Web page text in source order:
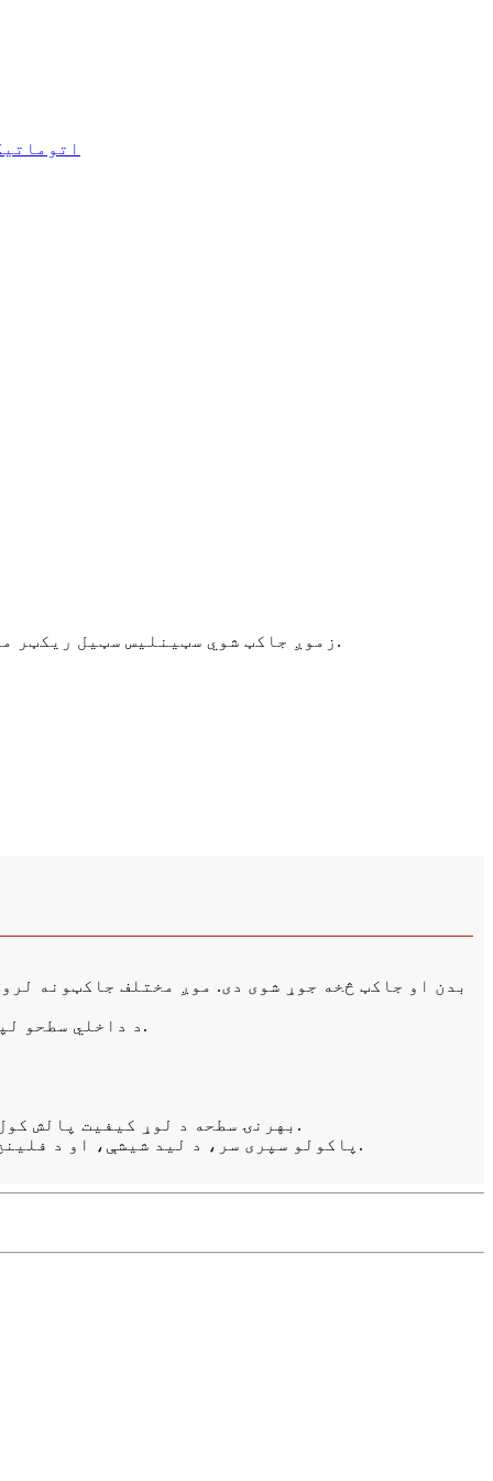
زموږ جاکټ شوي سټینلیس سټیل ریکټر مخلوط ټانکونه په پراخه کچه په درملو ، خواړو ، ښه کیمیاوي موادو او ترکیب شوي کیمیاوي صنعت کې کارول کیږي.
د داخلي سطحو لپاره د عکس پالش او د پاکولو زاویه نشته. د تړل شوي مهر ډیزاین ډاډ ورکوي چې مواد د ایسپسس حالت کې کار کوي.
بهرنۍ سطحه د لوړ کیفیت پالش کول، شګه بلاسټ، خړ پالش یا د سرې رول شوي اصلي رنګ فرعي موضوعات غوره کوي، د مختلفو مواردو لپاره انعطاف وړ.
دا ریکټر د ایسپسس تنفس کونکي، د CIP پاکولو سپری سر، د لید شیشې، او د فلینج چټک خلاص مین هول سره سمبال شوی، د عملیاتو لپاره اسانه او مناسب دی.